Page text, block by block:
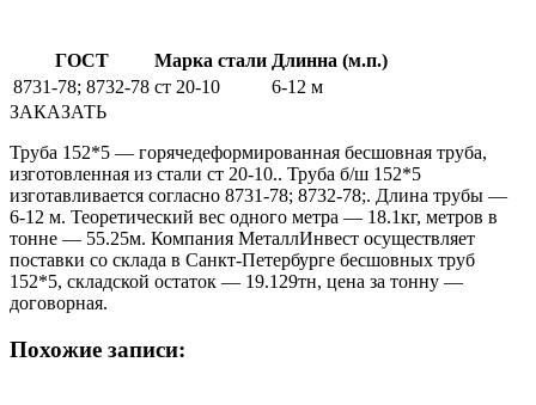
ГОСТ Марка стали Длинна (м.п.)
8731-78; 8732-78 ст 20-10
6-12 м
ЗАКАЗАТЬ
Труба 152*5 — горячедеформированная бесшовная труба,
изготовленная из стали ст 20-10.. Труба б/ш 152*5
изготавливается согласно 8731-78; 8732-78;. Длина трубы —
6-12 м. Теоретический вес одного метра — 18.1кг, метров в
тонне — 55.25м. Компания МеталлИнвест осуществляет
поставки со склада в Санкт-Петербурге бесшовных труб
152*5, складской остаток — 19.129тн, цена за тонну —
договорная.
Похожие записи: